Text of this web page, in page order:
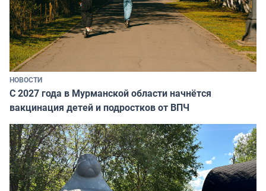
НОВОСТИ
С 2027 года в Мурманской области начнётся
вакцинация детей и подростков от ВПЧ